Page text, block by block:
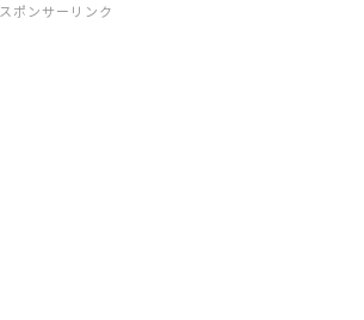
スポンサーリンク